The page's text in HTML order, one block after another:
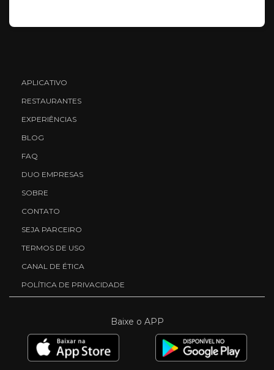
APLICATIVO
RESTAURANTES
EXPERIÊNCIAS
BLOG
FAQ
DUO EMPRESAS
SOBRE
CONTATO
SEJA PARCEIRO
TERMOS DE USO
CANAL DE ÉTICA
POLÍTICA DE PRIVACIDADE
Baixe o APP